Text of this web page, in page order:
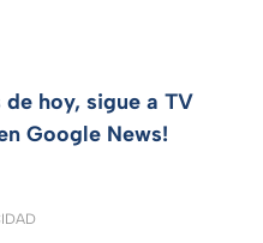
hoy, sigue a TV
Google News!